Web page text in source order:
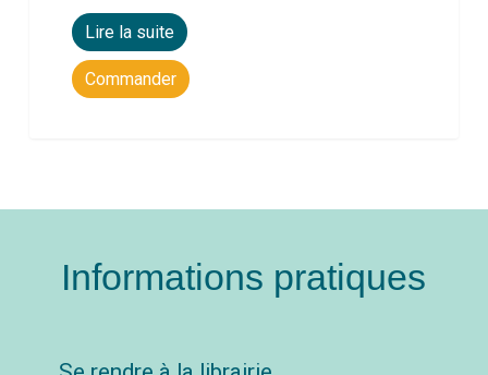
Lire la suite
Commander
Informations pratiques